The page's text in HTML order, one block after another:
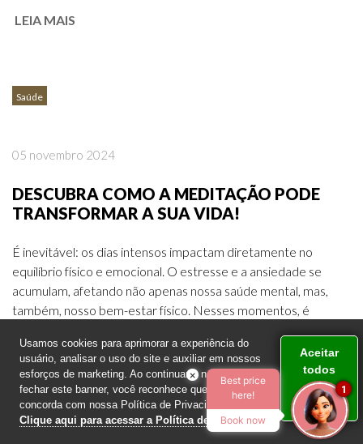
LEIA MAIS
Saúde
05 novembro 2024
DESCUBRA COMO A MEDITAÇÃO PODE
TRANSFORMAR A SUA VIDA!
É inevitável: os dias intensos impactam diretamente no
equilíbrio físico e emocional. O estresse e a ansiedade se
acumulam, afetando não apenas nossa saúde mental, mas,
também, nosso bem-estar físico. Nesses momentos, é
mente, reduzir a tensão e recuperar a harmonia interior. Em
busca de meios para enfrentar […]
LEIA MAIS
Usamos cookies para aprimorar a experiência do
usuário, analisar o uso do site e auxiliar em nossos
esforços de marketing. Ao continuar a navegar ou
fechar este banner, você reconhece que leu e
concorda com nossa Política de Privacidade. »
Clique aqui para acessar a Política de Privacidade
Aceitar
todos
os
cookies
×
Best price
here!
Book now
1